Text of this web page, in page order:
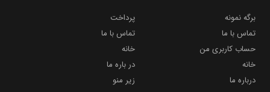
برگه نمونه
پرداخت
تماس با ما
تماس با ما
حساب کاربری من
خانه
خانه
در باره ما
درباره ما
زیر منو